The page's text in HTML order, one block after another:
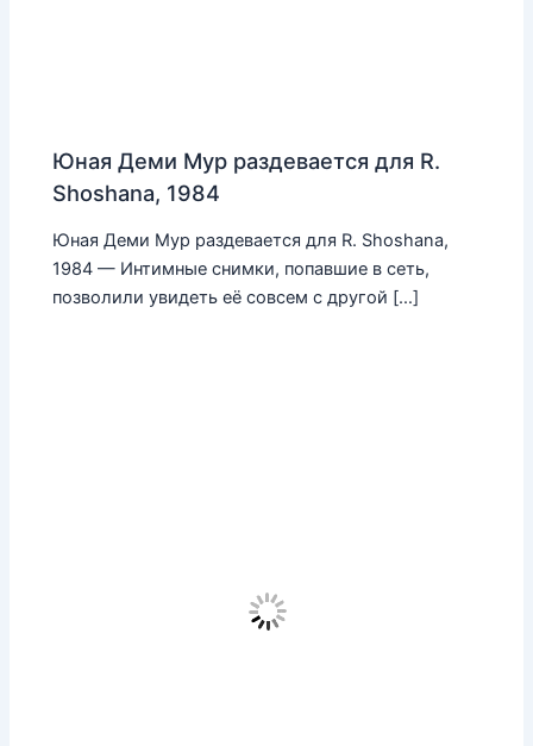
Юная Деми Мур раздевается для R.
Shoshana, 1984
Юная Деми Мур раздевается для R. Shoshana,
1984 — Интимные снимки, попавшие в сеть,
позволили увидеть её совсем с другой […]